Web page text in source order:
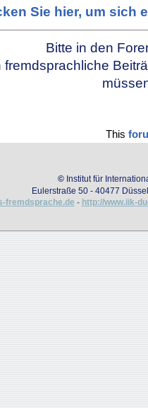
Sie hier, um sich
Bitte in den
fremdsprachliche
This
© Institut für
Eulerstraße 50 - 40477
fremdsprache.de - http://www.iik-